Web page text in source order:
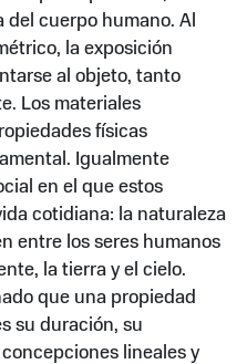
del cuerpo humano. Al
la exposición
al objeto, tanto
Los materiales
físicas
Igualmente
en el que estos
cotidiana: la naturaleza
entre los seres humanos
la tierra y el cielo.
que una propiedad
su duración, su
lineales y